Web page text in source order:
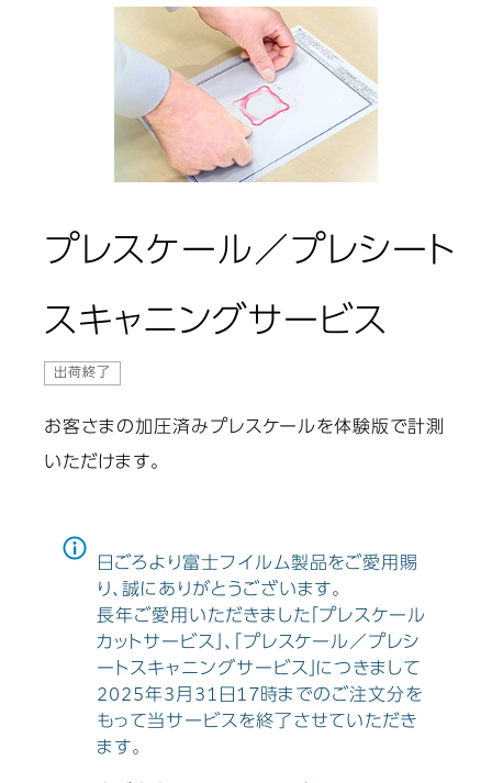
プレスケール／プレシート
スキャニングサービス
出荷終了
お客さまの加圧済みプレスケールを体験版で計測
いただけます。
日ごろより富士フイルム製品をご愛用賜
り、誠にありがとうございます。
長年ご愛用いただきました「プレスケール
カットサービス」、「プレスケール／プレシ
ートスキャニングサービス」につきまして
2025年3月31日17時までのご注文分を
もって当サービスを終了させていただき
ます。